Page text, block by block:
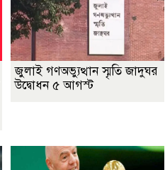
জুলাই গণঅভ্যুত্থান স্মৃতি জাদুঘর
উদ্বোধন ৫ আগস্ট